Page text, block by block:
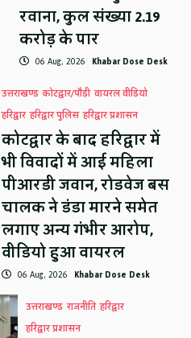
रवाना, कुल संख्या 2.19
करोड़ के पार
06 Aug, 2026 Khabar Dose Desk
उत्तराखण्ड कोटद्वार/पौड़ी वायरल वीडियो
हरिद्वार हरिद्वार पुलिस हरिद्वार प्रशासन
कोटद्वार के बाद हरिद्वार में
भी विवादों में आई महिला
पीआरडी जवान, रोडवेज बस
चालक ने डंडा मारने समेत
लगाए अन्य गंभीर आरोप,
वीडियो हुआ वायरल
06 Aug, 2026 Khabar Dose Desk
उत्तराखण्ड राजनीति हरिद्वार
हरिद्वार प्रशासन